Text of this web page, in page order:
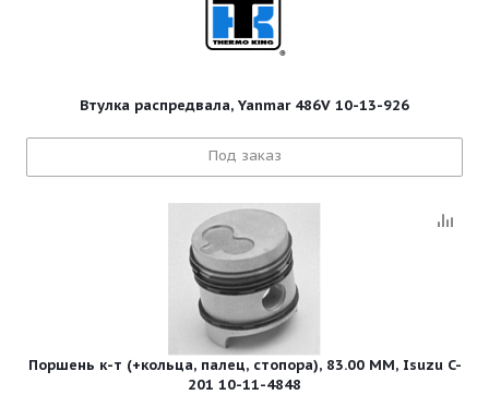
Втулка распредвала, Yanmar 486V 10-13-926
Под заказ
Поршень к-т (+кольца, палец, стопора), 83.00 MM, Isuzu C-
201 10-11-4848